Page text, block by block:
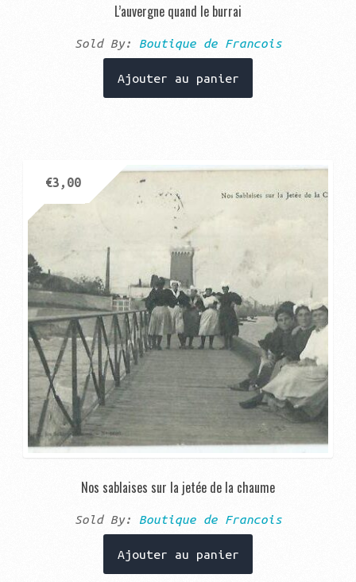
L’auvergne quand le burrai
Sold By: Boutique de Francois
Ajouter au panier
Nos sablaises sur la jetée de la chaume
€3,00
Sold By: Boutique de Francois
Ajouter au panier